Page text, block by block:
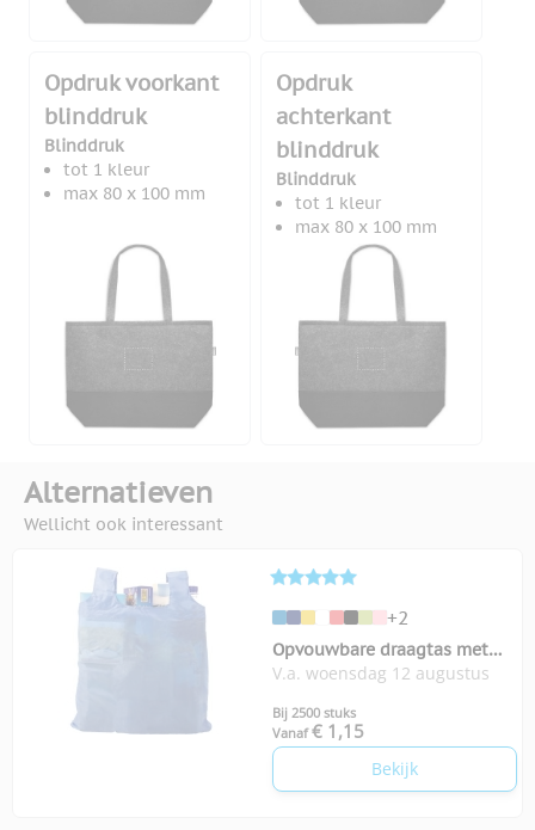
Opdruk voorkant
blinddruk
Blinddruk
tot 1 kleur
max 80 x 100 mm
Opdruk
achterkant
blinddruk
Blinddruk
tot 1 kleur
max 80 x 100 mm
Alternatieven
Wellicht ook interessant
+2
Opvouwbare draagtas met
karabijnhaakje
V.a. woensdag 12 augustus
Bij 2500 stuks
Vanaf € 1,15
Bekijk